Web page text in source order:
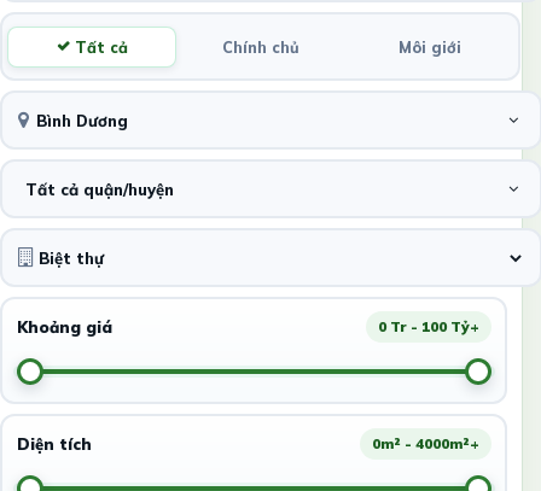
Tất cả Chính chủ Môi giới
Bình Dương
Tất cả quận/huyện
Khoảng giá 0 Tr - 100 Tỷ+
Diện tích 0m² - 4000m²+